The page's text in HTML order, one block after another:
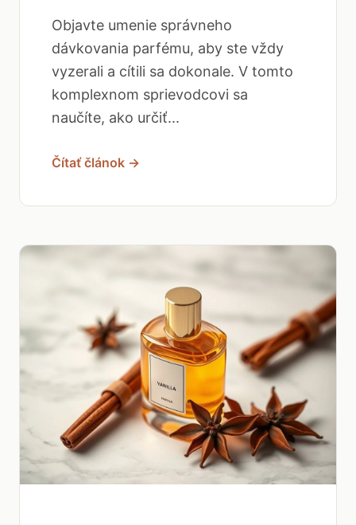
Objavte umenie správneho
dávkovania parfému, aby ste vždy
vyzerali a cítili sa dokonale. V tomto
komplexnom sprievodcovi sa
naučíte, ako určiť...
Čítať článok →